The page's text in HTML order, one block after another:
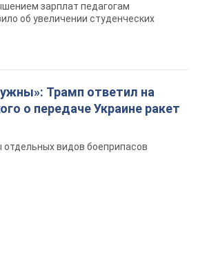
зарплат педагогам
об увеличении студенческих
Трамп ответил на
о передаче Украине ракет
видов боеприпасов